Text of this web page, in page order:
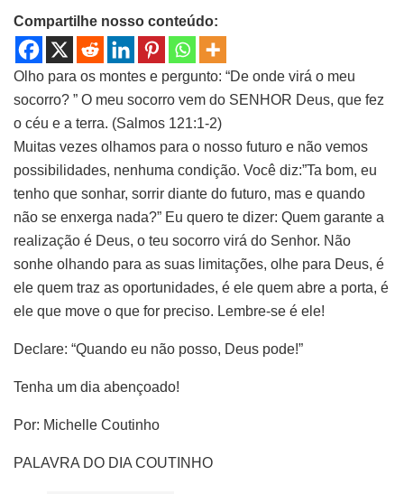
Compartilhe nosso conteúdo:
Olho para os montes e pergunto: “De onde virá o meu
socorro? ” O meu socorro vem do SENHOR Deus, que fez
o céu e a terra. (Salmos 121:1-2)
Muitas vezes olhamos para o nosso futuro e não vemos
possibilidades, nenhuma condição. Você diz:”Ta bom, eu
tenho que sonhar, sorrir diante do futuro, mas e quando
não se enxerga nada?” Eu quero te dizer: Quem garante a
realização é Deus, o teu socorro virá do Senhor. Não
sonhe olhando para as suas limitações, olhe para Deus, é
ele quem traz as oportunidades, é ele quem abre a porta, é
ele que move o que for preciso. Lembre-se é ele!
Declare: “Quando eu não posso, Deus pode!”
Tenha um dia abençoado!
Por: Michelle Coutinho
PALAVRA DO DIA COUTINHO